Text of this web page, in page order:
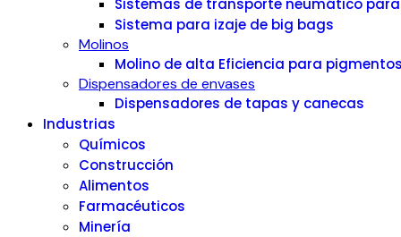
Sistemas de transporte neumático
Sistema para izaje de big bags
Molinos
Molino de alta Eficiencia para
Dispensadores de envases
Dispensadores de tapas y canecas
Industrias
Químicos
Construcción
Alimentos
Farmacéuticos
Minería